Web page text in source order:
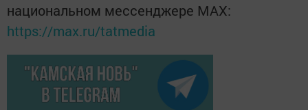
национальном мессенджере MАХ:
https://max.ru/tatmedia